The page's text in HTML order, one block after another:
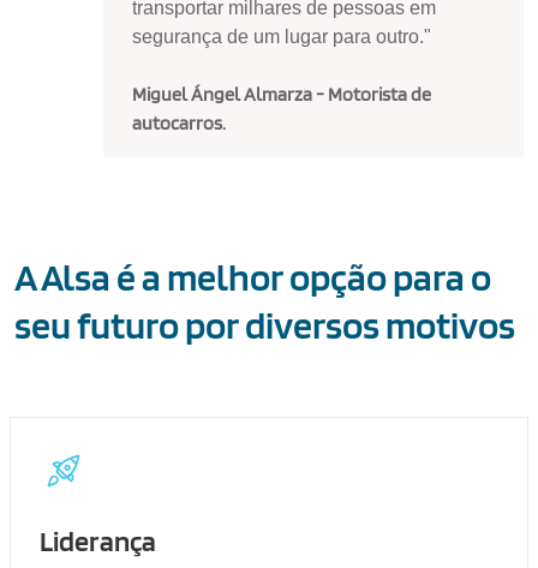
transportar milhares de pessoas em
segurança de um lugar para outro."
Miguel Ángel Almarza - Motorista de
autocarros.
A Alsa é a melhor opção para o
seu futuro por diversos motivos
Liderança